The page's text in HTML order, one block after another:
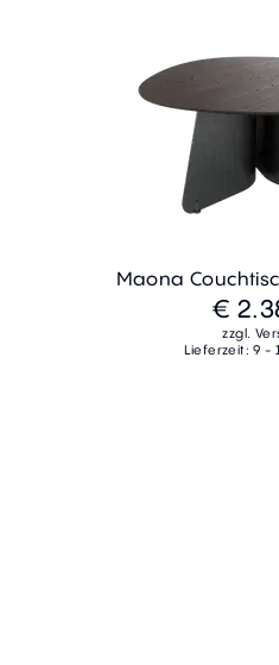
Maona
€
zzgl.
Lieferzeit: 9 -